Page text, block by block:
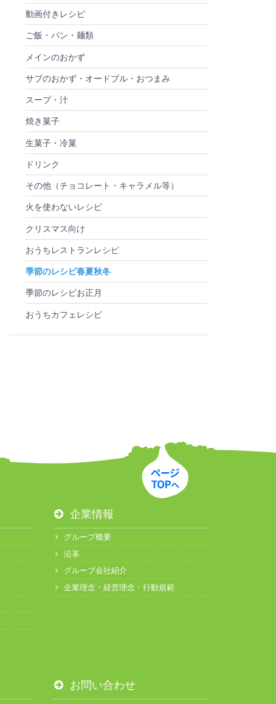
動画付きレシピ
ご飯・パン・麺類
メインのおかず
サブのおかず・オードブル・おつまみ
スープ・汁
焼き菓子
生菓子・冷菓
ドリンク
その他（チョコレート・キャラメル等）
火を使わないレシピ
クリスマス向け
おうちレストランレシピ
季節のレシピ春夏秋冬
季節のレシピお正月
おうちカフェレシピ
企業情報
グループ概要
沿革
グループ会社紹介
企業理念・経営理念・行動規範
お問い合わせ